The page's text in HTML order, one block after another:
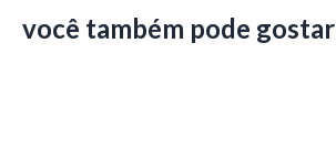
você também pode gostar